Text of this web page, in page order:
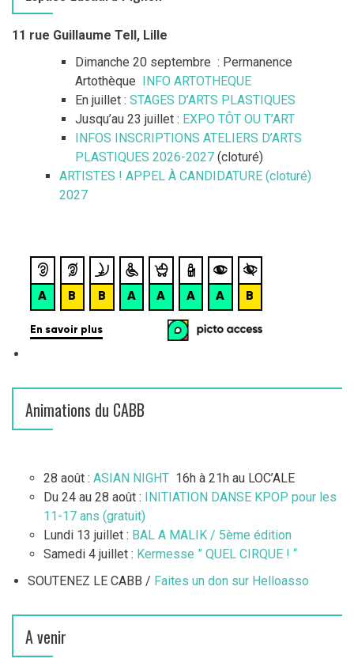
11 rue Guillaume Tell, Lille
Dimanche 20 septembre : Permanence
Artothèque
INFO ARTOTHEQUE
En juillet : STAGES D’ARTS PLASTIQUES
Jusqu’au 23 juillet : EXPO TÔT OU T’ART
INFOS INSCRIPTIONS ATELIERS D’ARTS
PLASTIQUES 2026-2027 (cloturé)
ARTISTES ! APPEL À CANDIDATURE (cloturé)
2027
Animations du CABB
28 août : ASIAN NIGHT 16h à 21h au LOC’ALE
Du 24 au 28 août :
INITIATION DANSE KPOP pour les
11-17 ans (gratuit)
Lundi 13 juillet : BAL A MALIK / 5ème édition
Samedi 4 juillet : Kermesse ” QUEL CIRQUE ! “
SOUTENEZ LE CABB / Faites un don sur Helloasso
A venir